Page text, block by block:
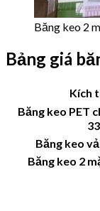
Băng keo 2
Bảng giá
Kích
Băng keo PET
Băng keo
Băng keo 2